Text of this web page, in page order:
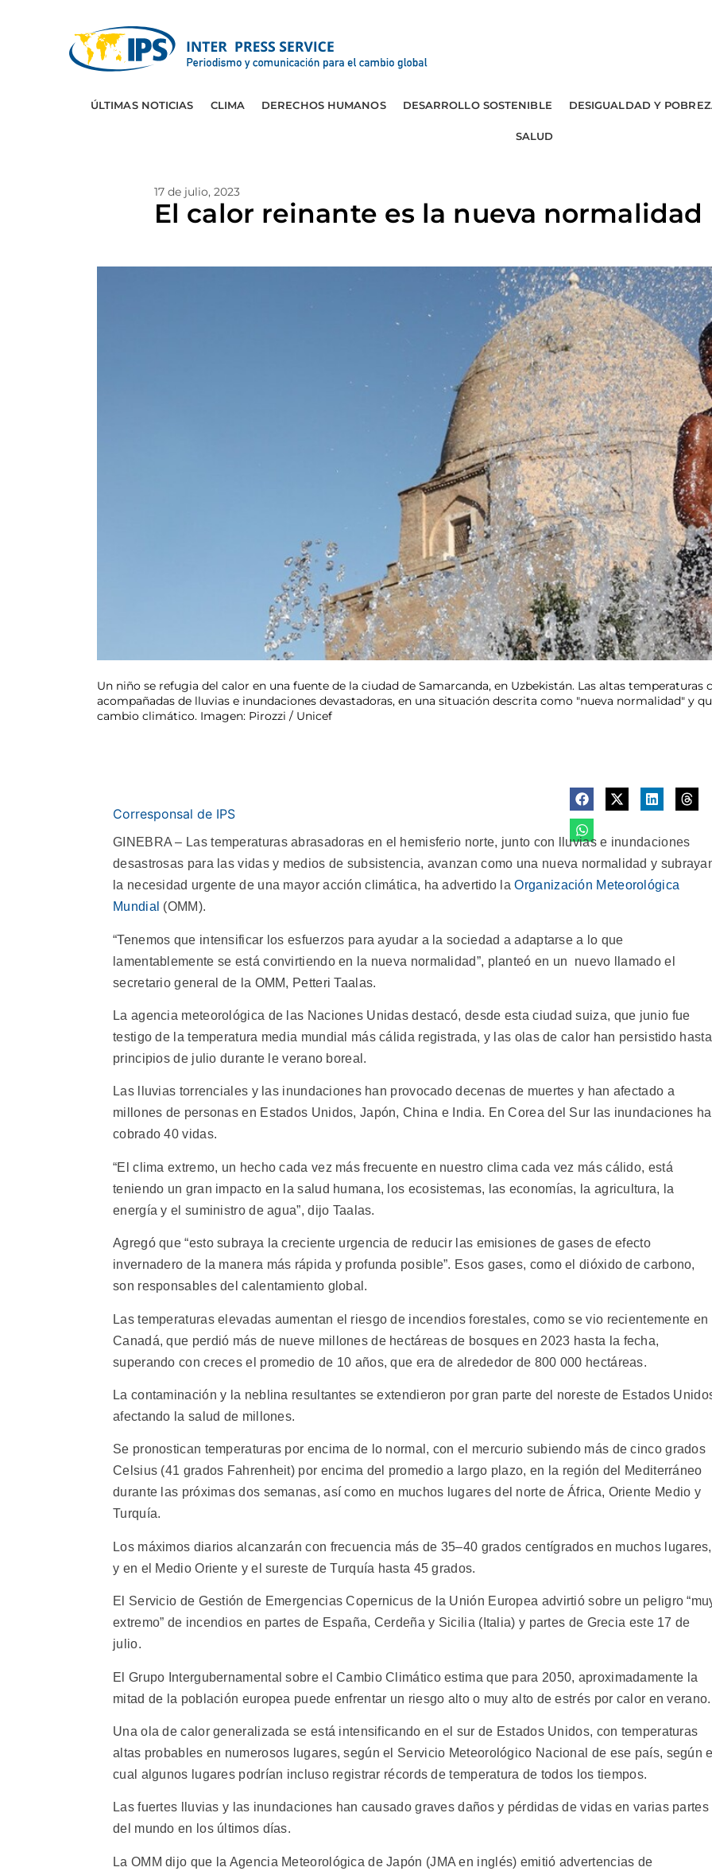
ÚLTIMAS NOTICIAS CLIMA DERECHOS HUMANOS DESARROLLO SOSTENIBLE DESIGUALDAD Y
SALUD
17 de julio, 2023
El calor reinante es la nueva normalidad
Un niño se refugia del calor en una fuente de la ciudad de Samarcanda, en Uzbekistán. Las altas
acompañadas de lluvias e inundaciones devastadoras, en una situación descrita como "nueva normalidad" y
cambio climático. Imagen: Pirozzi / Unicef
Corresponsal de IPS
GINEBRA – Las temperaturas abrasadoras en el hemisferio norte, junto con lluvias e inundaciones
desastrosas para las vidas y medios de subsistencia, avanzan como una nueva normalidad y
la necesidad urgente de una mayor acción climática, ha advertido laOrganización Meteorológica
Mundial (OMM).
“Tenemos que intensificar los esfuerzos para ayudar a la sociedad a adaptarse a lo que
lamentablemente se está convirtiendo en la nueva normalidad”, planteó en un nuevo llamado el
secretario general de la OMM, Petteri Taalas.
La agencia meteorológica de las Naciones Unidas destacó, desde esta ciudad suiza, que junio fue
testigo de la temperatura media mundial más cálida registrada, y las olas de calor han persistido hasta
principios de julio durante le verano boreal.
Las lluvias torrenciales y las inundaciones han provocado decenas de muertes y han afectado a
millones de personas en Estados Unidos, Japón, China e India. En Corea del Sur las inundaciones
cobrado 40 vidas.
“El clima extremo, un hecho cada vez más frecuente en nuestro clima cada vez más cálido, está
teniendo un gran impacto en la salud humana, los ecosistemas, las economías, la agricultura, la
energía y el suministro de agua”, dijo Taalas.
Agregó que “esto subraya la creciente urgencia de reducir las emisiones de gases de efecto
invernadero de la manera más rápida y profunda posible”. Esos gases, como el dióxido de carbono,
son responsables del calentamiento global.
Las temperaturas elevadas aumentan el riesgo de incendios forestales, como se vio recientemente en
Canadá, que perdió más de nueve millones de hectáreas de bosques en 2023 hasta la fecha,
superando con creces el promedio de 10 años, que era de alrededor de 800 000 hectáreas.
La contaminación y la neblina resultantes se extendieron por gran parte del noreste de Estados
afectando la salud de millones.
Se pronostican temperaturas por encima de lo normal, con el mercurio subiendo más de cinco grados
Celsius (41 grados Fahrenheit) por encima del promedio a largo plazo, en la región del Mediterráneo
durante las próximas dos semanas, así como en muchos lugares del norte de África, Oriente Medio y
Turquía.
Los máximos diarios alcanzarán con frecuencia más de 35–40 grados centígrados en muchos lugares,
y en el Medio Oriente y el sureste de Turquía hasta 45 grados.
El Servicio de Gestión de Emergencias Copernicus de la Unión Europea advirtió sobre un peligro
extremo” de incendios en partes de España, Cerdeña y Sicilia (Italia) y partes de Grecia este 17 de
julio.
El Grupo Intergubernamental sobre el Cambio Climático estima que para 2050, aproximadamente la
mitad de la población europea puede enfrentar un riesgo alto o muy alto de estrés por calor en verano.
Una ola de calor generalizada se está intensificando en el sur de Estados Unidos, con temperaturas
altas probables en numerosos lugares, según el Servicio Meteorológico Nacional de ese país, según
cual algunos lugares podrían incluso registrar récords de temperatura de todos los tiempos.
Las fuertes lluvias y las inundaciones han causado graves daños y pérdidas de vidas en varias partes
del mundo en los últimos días.
La OMM dijo que la Agencia Meteorológica de Japón (JMA en inglés) emitió advertencias de